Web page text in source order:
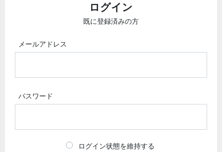
ログイン
既に登録済みの方
メールアドレス
パスワード
ログイン状態を維持する